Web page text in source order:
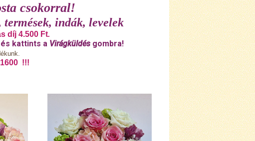
csokorral!
termések, indák, levelek
díj 4.500 Ft.
kattints a Virágküldés gombra!
!!!